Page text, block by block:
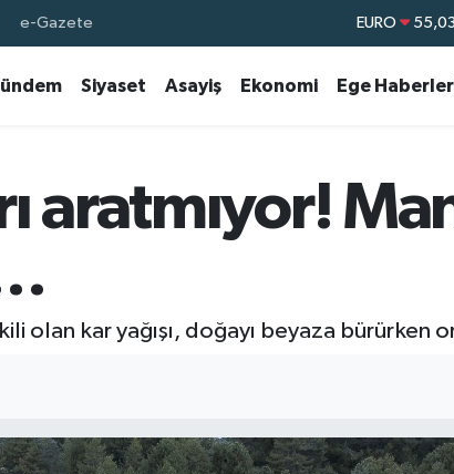
e-Gazete EURO
BITCOIN
DOLAR
Siyaset Asayiş Ekonomi Ege
aratmıyor!
olan kar yağışı, doğayı beyaza bürürken